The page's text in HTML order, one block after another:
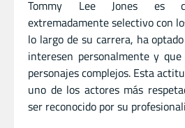
Tommy Lee Jones es
extremadamente selectivo con
lo largo de su carrera, ha
interesen personalmente y
personajes complejos. Esta
uno de los actores más
ser reconocido por su